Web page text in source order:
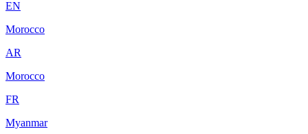
EN
Morocco
AR
Morocco
FR
Myanmar